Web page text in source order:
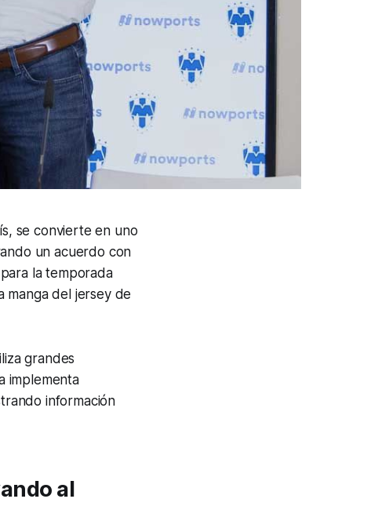
se convierte en uno
un acuerdo con
la temporada
del jersey de
grandes
implementa
información
al